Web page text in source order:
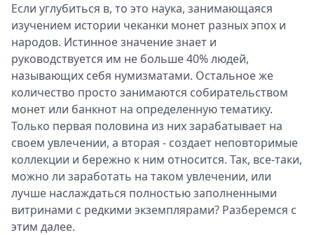
Мода
Театр
Кино
Афиша
Книги
Выставки
Пресс-
релизы
О
Metro
Стримы
Спецпроекты
Если углубиться в, то это наука, занимающаяся
изучением истории чеканки монет разных эпох и
народов. Истинное значение знает и
руководствуется им не больше 40% людей,
называющих себя нумизматами. Остальное же
количество просто занимаются собирательством
монет или банкнот на определенную тематику.
Только первая половина из них зарабатывает на
своем увлечении, а вторая - создает неповторимые
коллекции и бережно к ним относится. Так, все-таки,
можно ли заработать на таком увлечении, или
лучше наслаждаться полностью заполненными
витринами с редкими экземплярами? Разберемся с
этим далее.